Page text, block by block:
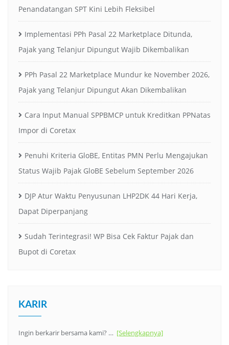
Penandatangan SPT Kini Lebih Fleksibel
Implementasi PPh Pasal 22 Marketplace Ditunda,
Pajak yang Telanjur Dipungut Wajib Dikembalikan
PPh Pasal 22 Marketplace Mundur ke November 2026,
Pajak yang Telanjur Dipungut Akan Dikembalikan
Cara Input Manual SPPBMCP untuk Kreditkan PPNatas
Impor di Coretax
Penuhi Kriteria GloBE, Entitas PMN Perlu Mengajukan
Status Wajib Pajak GloBE Sebelum September 2026
DJP Atur Waktu Penyusunan LHP2DK 44 Hari Kerja,
Dapat Diperpanjang
Sudah Terintegrasi! WP Bisa Cek Faktur Pajak dan
Bupot di Coretax
KARIR
Ingin berkarir bersama kami? … [Selengkapnya]